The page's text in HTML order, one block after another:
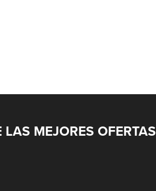
LAS MEJORES OFERTAS